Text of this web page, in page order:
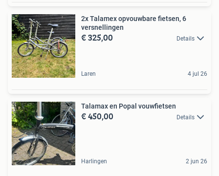
2x Talamex opvouwbare fietsen, 6
versnellingen
€ 325,00 Details
Laren 4 jul 26
Talamax en Popal vouwfietsen
€ 450,00 Details
Harlingen 2 jun 26